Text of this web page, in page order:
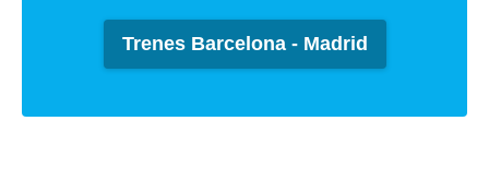
Trenes Barcelona - Madrid